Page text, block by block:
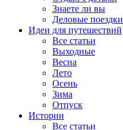
Знаете ли вы
Деловые поездки
Идеи для путешествий
Все статьи
Выходные
Весна
Лето
Осень
Зима
Отпуск
Истории
Все статьи